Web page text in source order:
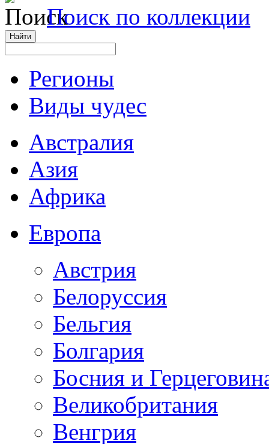
Поиск по коллекции
Регионы
Виды чудес
Австралия
Азия
Африка
Европа
Австрия
Белоруссия
Бельгия
Болгария
Босния и
Великобритания
Венгрия